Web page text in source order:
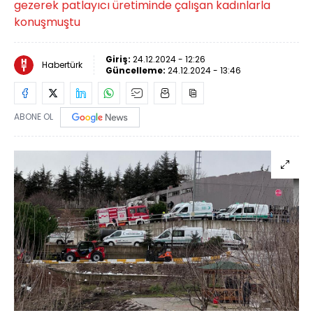
gezerek patlayıcı üretiminde çalışan kadınlarla
konuşmuştu
Habertürk Giriş: 24.12.2024 - 12:26
Güncelleme: 24.12.2024 - 13:46
ABONE OL